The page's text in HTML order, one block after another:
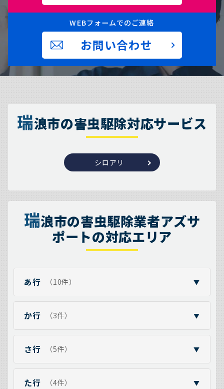
WEBフォームでのご連絡
お問い合わせ
瑞浪市の害虫駆除対応サービス
シロアリ
瑞浪市の害虫駆除業者アズサ
ポートの対応エリア
あ行 （10件） ▼
か行 （3件） ▼
さ行 （5件） ▼
た行 （4件） ▼